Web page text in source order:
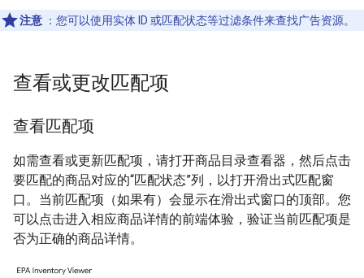
注意 ：您可以使用实体 ID 或匹配状态等过滤条件来查找广告资源。
查看或更改匹配项
查看匹配项
如需查看或更新匹配项，请打开商品目录查看器，然后点击
要匹配的商品对应的“匹配状态”列，以打开滑出式匹配窗
口。当前匹配项（如果有）会显示在滑出式窗口的顶部。您
可以点击进入相应商品详情的前端体验，验证当前匹配项是
否为正确的商品详情。